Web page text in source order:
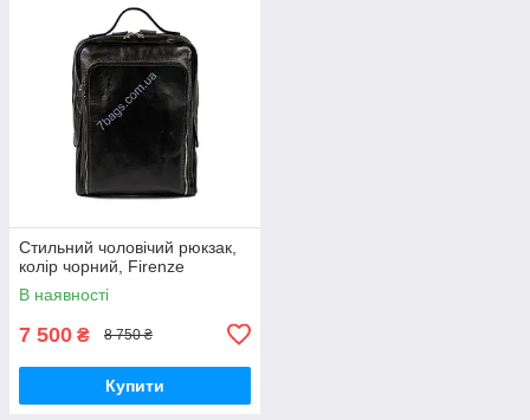
Стильний чоловічий рюкзак,
колір чорний, Firenze
В наявності
7 500 ₴ 8 750 ₴
Купити